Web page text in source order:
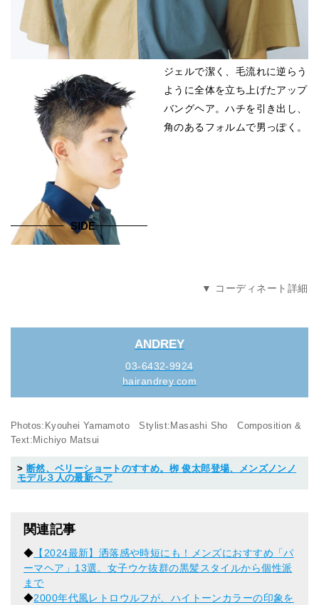
SIDE
ジェルで潔く、毛流れに逆らう
ように全体を立ち上げたアップ
バングヘア。ハチを引き出し、
角のあるフォルムで男っぽく。
コーディネート詳細
1_シャツ￥39,000／ヨシオクボ
2_ポロシャツ￥24,000／トゥモローランド Tシャツ（ヘイン
ズ）￥2,450／プロップスストア パンツ（ヨーク）￥30,000
／スタジオ ファブワーク
ANDREY
03-6432-9924
hairandrey.com
Photos:Kyouhei Yamamoto Stylist:Masashi Sho Composition &
Text:Michiyo Matsui
断然、ベリーショートのすすめ。栁 俊太郎登場、メンズノンノ
モデル３人の最新ヘア
関連記事
◆ 【2024最新】洒落感や時短にも！メンズにおすすめ「パ
ーマヘア」13選。女子ウケ抜群の黒髪スタイルから個性派
まで
◆2000年代風レトロウルフが、ハイトーンカラーの印象を